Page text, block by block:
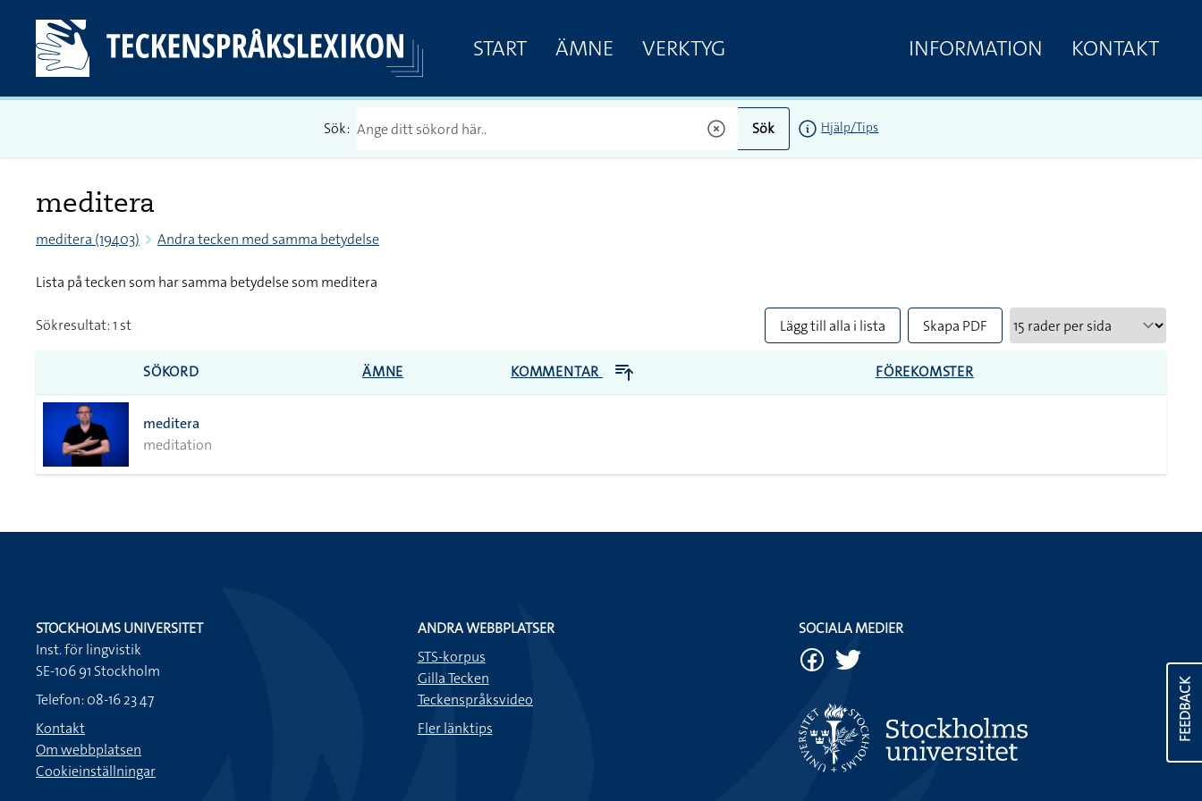
START ÄMNE VERKTYG INFORMATION KONTAKT
Sök: Sök Hjälp/Tips
meditera
meditera (19403) Andra tecken med samma betydelse
Lista på tecken som har samma betydelse som meditera
Sökresultat: 1 st Lägg till alla i lista Skapa PDF
SÖKORD ÄMNE KOMMENTAR FÖREKOMSTER
meditera
meditation
FEEDBACK
STOCKHOLMS UNIVERSITET
Inst. för lingvistik
SE-106 91 Stockholm
Telefon: 08-16 23 47
Kontakt
Om webbplatsen
Cookieinställningar
ANDRA WEBBPLATSER
STS-korpus
Gilla Tecken
Teckenspråksvideo
Fler länktips
SOCIALA MEDIER